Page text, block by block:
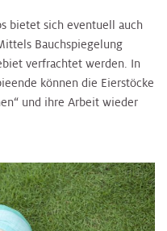
bietet sich eventuell auch
Bauchspiegelung
verfrachtet werden. In
können die Eierstöcke
und ihre Arbeit wieder